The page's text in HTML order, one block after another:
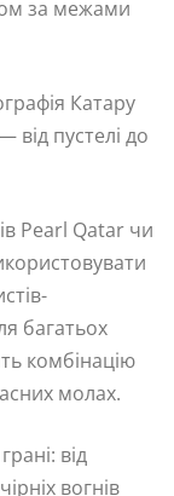
за межами
Катару
пустелі до
Pearl Qatar чи
багатьох
комбінацію
молах.
від
вогнів